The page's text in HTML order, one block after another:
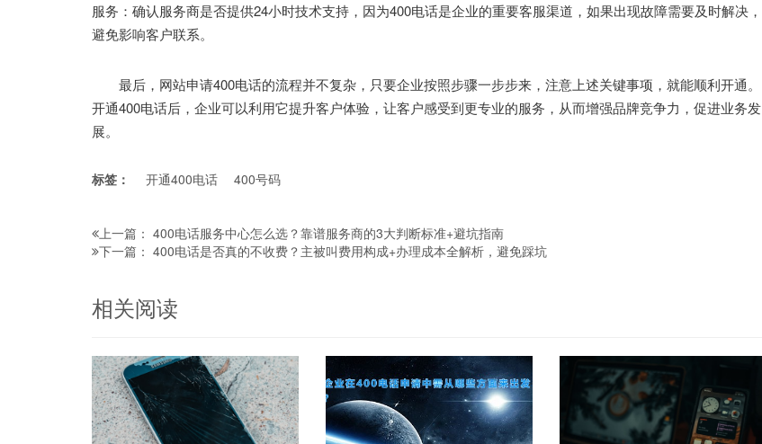
服务：确认服务商是否提供24小时技术支持，因为400电话是企业的重要客服渠道，如果出现故障需要及时解决，
避免影响客户联系。
最后，网站申请400电话的流程并不复杂，只要企业按照步骤一步步来，注意上述关键事项，就能顺利开通。
开通400电话后，企业可以利用它提升客户体验，让客户感受到更专业的服务，从而增强品牌竞争力，促进业务发
展。
标签： 开通400电话 400号码
上一篇： 400电话服务中心怎么选？靠谱服务商的3大判断标准+避坑指南
下一篇： 400电话是否真的不收费？主被叫费用构成+办理成本全解析，避免踩坑
相关阅读